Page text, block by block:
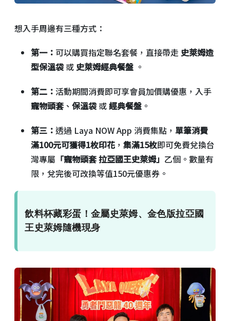
想入手周邊有三種方式：
第一： 可以購買指定聯名套餐，直接帶走 史萊姆造
型保溫袋 或 史萊姆經典餐盤 。
第二： 活動期間消費即可享會員加價購優惠，入手
寵物頭套、 保溫袋 或經典餐盤 。
第三： 透過 Laya NOW App 消費集點， 單筆消費
滿100元可獲得1枚印花 ， 集滿15枚即可免費兌換台
灣專屬 「寵物頭套 拉亞國王史萊姆」 乙個。數量有
限，兌完後可改換等值150元優惠券。
飲料杯藏彩蛋！金屬史萊姆、金色版拉亞國
王史萊姆隨機現身